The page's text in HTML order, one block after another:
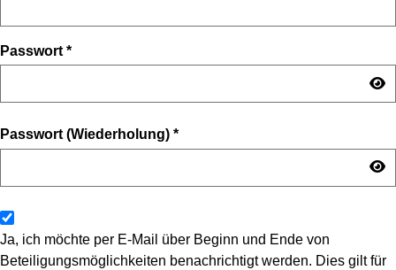
Passwort *
Passwort (Wiederholung) *
Ja, ich möchte per E-Mail über Beginn und Ende von
Beteiligungsmöglichkeiten benachrichtigt werden. Dies gilt für